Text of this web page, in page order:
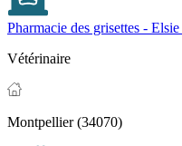
Pharmacie des grisettes - Elsie
Vétérinaire
Montpellier (34070)